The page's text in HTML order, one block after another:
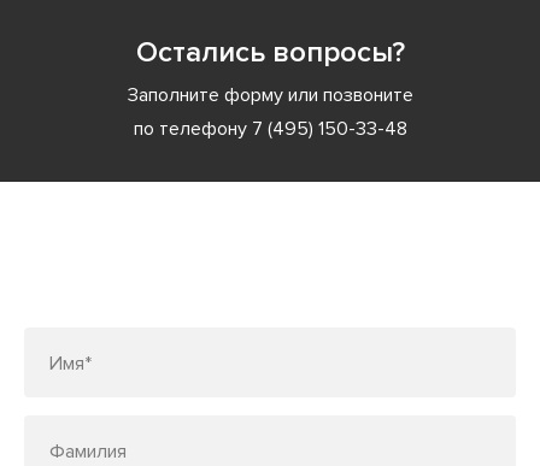
Остались вопросы?
Заполните форму или позвоните
по телефону 7 (495) 150-33-48
Имя*
Фамилия